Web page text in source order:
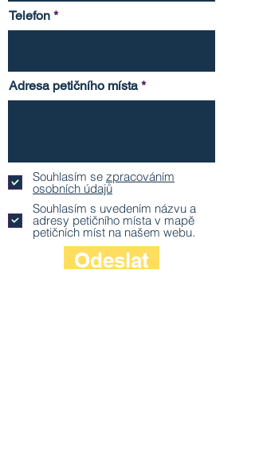
Telefon
Adresa petičního místa
Souhlasím se zpracováním
osobních údajů
Souhlasím s uvedením názvu a
adresy petičního místa v mapě
petičních míst na našem webu.
Odeslat